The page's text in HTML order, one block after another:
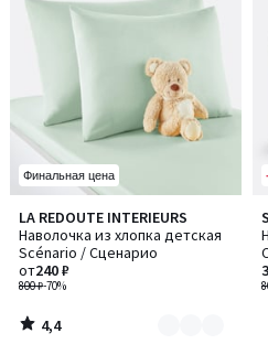
Финальная цена
LA REDOUTE INTERIEURS
Наволочка из хлопка детская
Scénario / Сценарио
800 ₽-70%
от240 ₽
4,4
/ 5
Количество
цветов:
3
4,4
/